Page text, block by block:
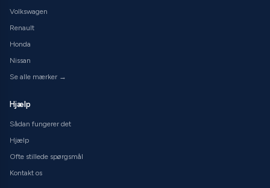
Volkswagen
Renault
Honda
Nissan
Se alle mærker →
Hjælp
Sådan fungerer det
Hjælp
Ofte stillede spørgsmål
Kontakt os